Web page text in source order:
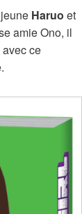
Haruo et
amie Ono, il
avec ce